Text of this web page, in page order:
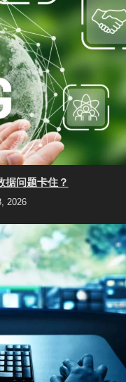
据问题卡住？
2026